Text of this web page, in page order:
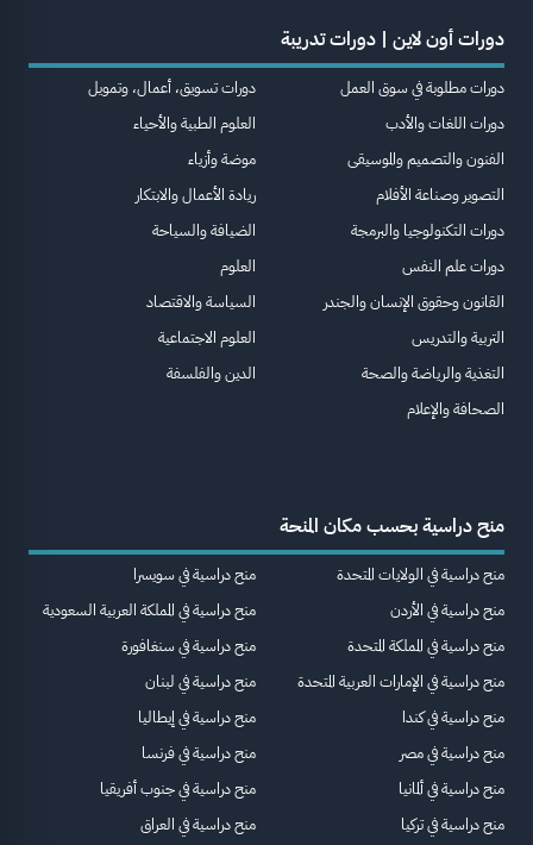
دورات أون لاين | دورات تدريبة
دورات مطلوبة في سوق العمل
دورات اللغات والأدب
الفنون والتصميم والموسيقى
التصوير وصناعة الأفلام
دورات التكنولوجيا والبرمجة
دورات علم النفس
القانون وحقوق الإنسان والجندر
التربية والتدريس
التغذية والرياضة والصحة
الصحافة والإعلام
دورات تسويق، أعمال، وتمويل
العلوم الطبية والأحياء
موضة وأزياء
ريادة الأعمال والابتكار
الضيافة والسياحة
العلوم
السياسة والاقتصاد
العلوم الاجتماعية
الدين والفلسفة
منح دراسية بحسب مكان المنحة
منح دراسية في الولايات المتحدة
منح دراسية في الأردن
منح دراسية في المملكة المتحدة
منح دراسية في الإمارات العربية المتحدة
منح دراسية في كندا
منح دراسية في مصر
منح دراسية في ألمانيا
منح دراسية في تركيا
منح دراسية في سويسرا
منح دراسية في المملكة العربية السعودية
منح دراسية في سنغافورة
منح دراسية في لبنان
منح دراسية في إيطاليا
منح دراسية في فرنسا
منح دراسية في جنوب أفريقيا
منح دراسية في العراق